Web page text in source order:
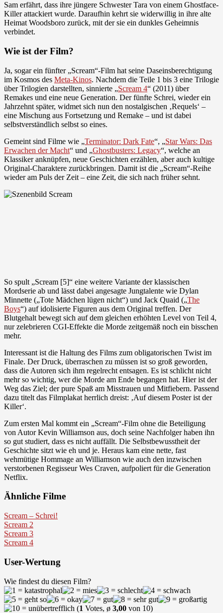
Sam erfährt, dass ihre jüngere Schwester Tara von einem Ghostface-
Killer attackiert wurde. Daraufhin kehrt sie widerwillig in ihre alte
Heimat Woodsboro zurück, mit der sie ein dunkles Geheimnis
verbindet.
Wie ist der Film?
Ja, sogar ein fünfter „Scream“-Film hat seine Daseinsberechtigung
im Kosmos des Meta-Kinos. Nachdem die Teile 1 bis 3 eine Trilogie
über Trilogien darstellten, sinnierte „Scream 4“ (2011) über
Remakes und eine neue Generation. Der fünfte Schrei, wieder ein
Jahrzehnt später, widmet sich nun den nostalgischen ‚Requels‘ –
eine Mischung aus Fortsetzung und Remake – und ist dabei
selbstverständlich selbst so eines.
Gemeint sind Filme wie „Terminator: Dark Fate“, „Star Wars: Das
Erwachen der Macht“ und „Ghostbusters: Legacy“, welche an
Klassiker anknüpfen, neue Geschichten erzählen, aber auch kultige
Original-Charaktere zurückbringen. Damit ist die „Scream“-Reihe
wieder am Puls der Zeit – eine Zeit, die sich nach früher sehnt.
So spult „Scream [5]“ eine weitere Variante der klassischen
Mordserie ab und lässt dabei angesagte Jungtalente wie Dylan
Minnette („Tote Mädchen lügen nicht“) und Jack Quaid („The
Boys“) auf idolisierte Figuren aus dem Original treffen. Der
Blutgehalt bewegt sich auf dem gleichen erhöhten Level von Teil 4,
nur zelebrieren CGI-Effekte die Morde zeitgemäß noch ein bisschen
mehr.
Interessant ist die Haltung des Films zum obligatorischen Twist im
Finale. Der Druck, überraschen zu müssen ist so groß geworden,
dass die Autoren sich ihm regelrecht entsagen. Es ist schlicht nicht
mehr so wichtig, wer die Morde am Ende begangen hat. Hier ist der
Weg das Ziel; der pure Spaß am Misstrauen und Mitfiebern. Passend
dazu titelt das Filmplakat herrlich dreist: ‚Auf diesem Poster ist der
Killer‘.
Zum ersten Mal kommt ein „Scream“-Film ohne die Beteiligung
von Autor Kevin Williamson aus, doch seine Nachfolger haben ihn
so gut studiert, dass es nicht auffällt. Die Selbstbewusstheit der
Geschichte sitzt wie eh und je. Heraus kam eine nette, fast
wehmütige Hommage an Williamson wie auch den inzwischen
verstorbenen Regisseur Wes Craven, aufpoliert für die Generation
Netflix.
Ähnliche Filme
Scream – Schrei!
Scream 2
Scream 3
Scream 4
User-Wertung
Wie findest du diesen Film?
(1 Votes, ø 3,00 von 10)